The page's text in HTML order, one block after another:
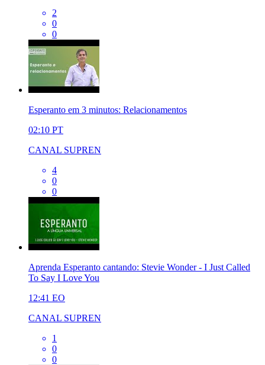
2
0
0
Esperanto em 3 minutos: Relacionamentos
02:10 PT
CANAL SUPREN
4
0
0
Aprenda Esperanto cantando: Stevie Wonder - I Just Called
To Say I Love You
12:41 EO
CANAL SUPREN
1
0
0